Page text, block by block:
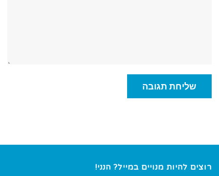
רוצים להיות מנויים במייל? הנני!